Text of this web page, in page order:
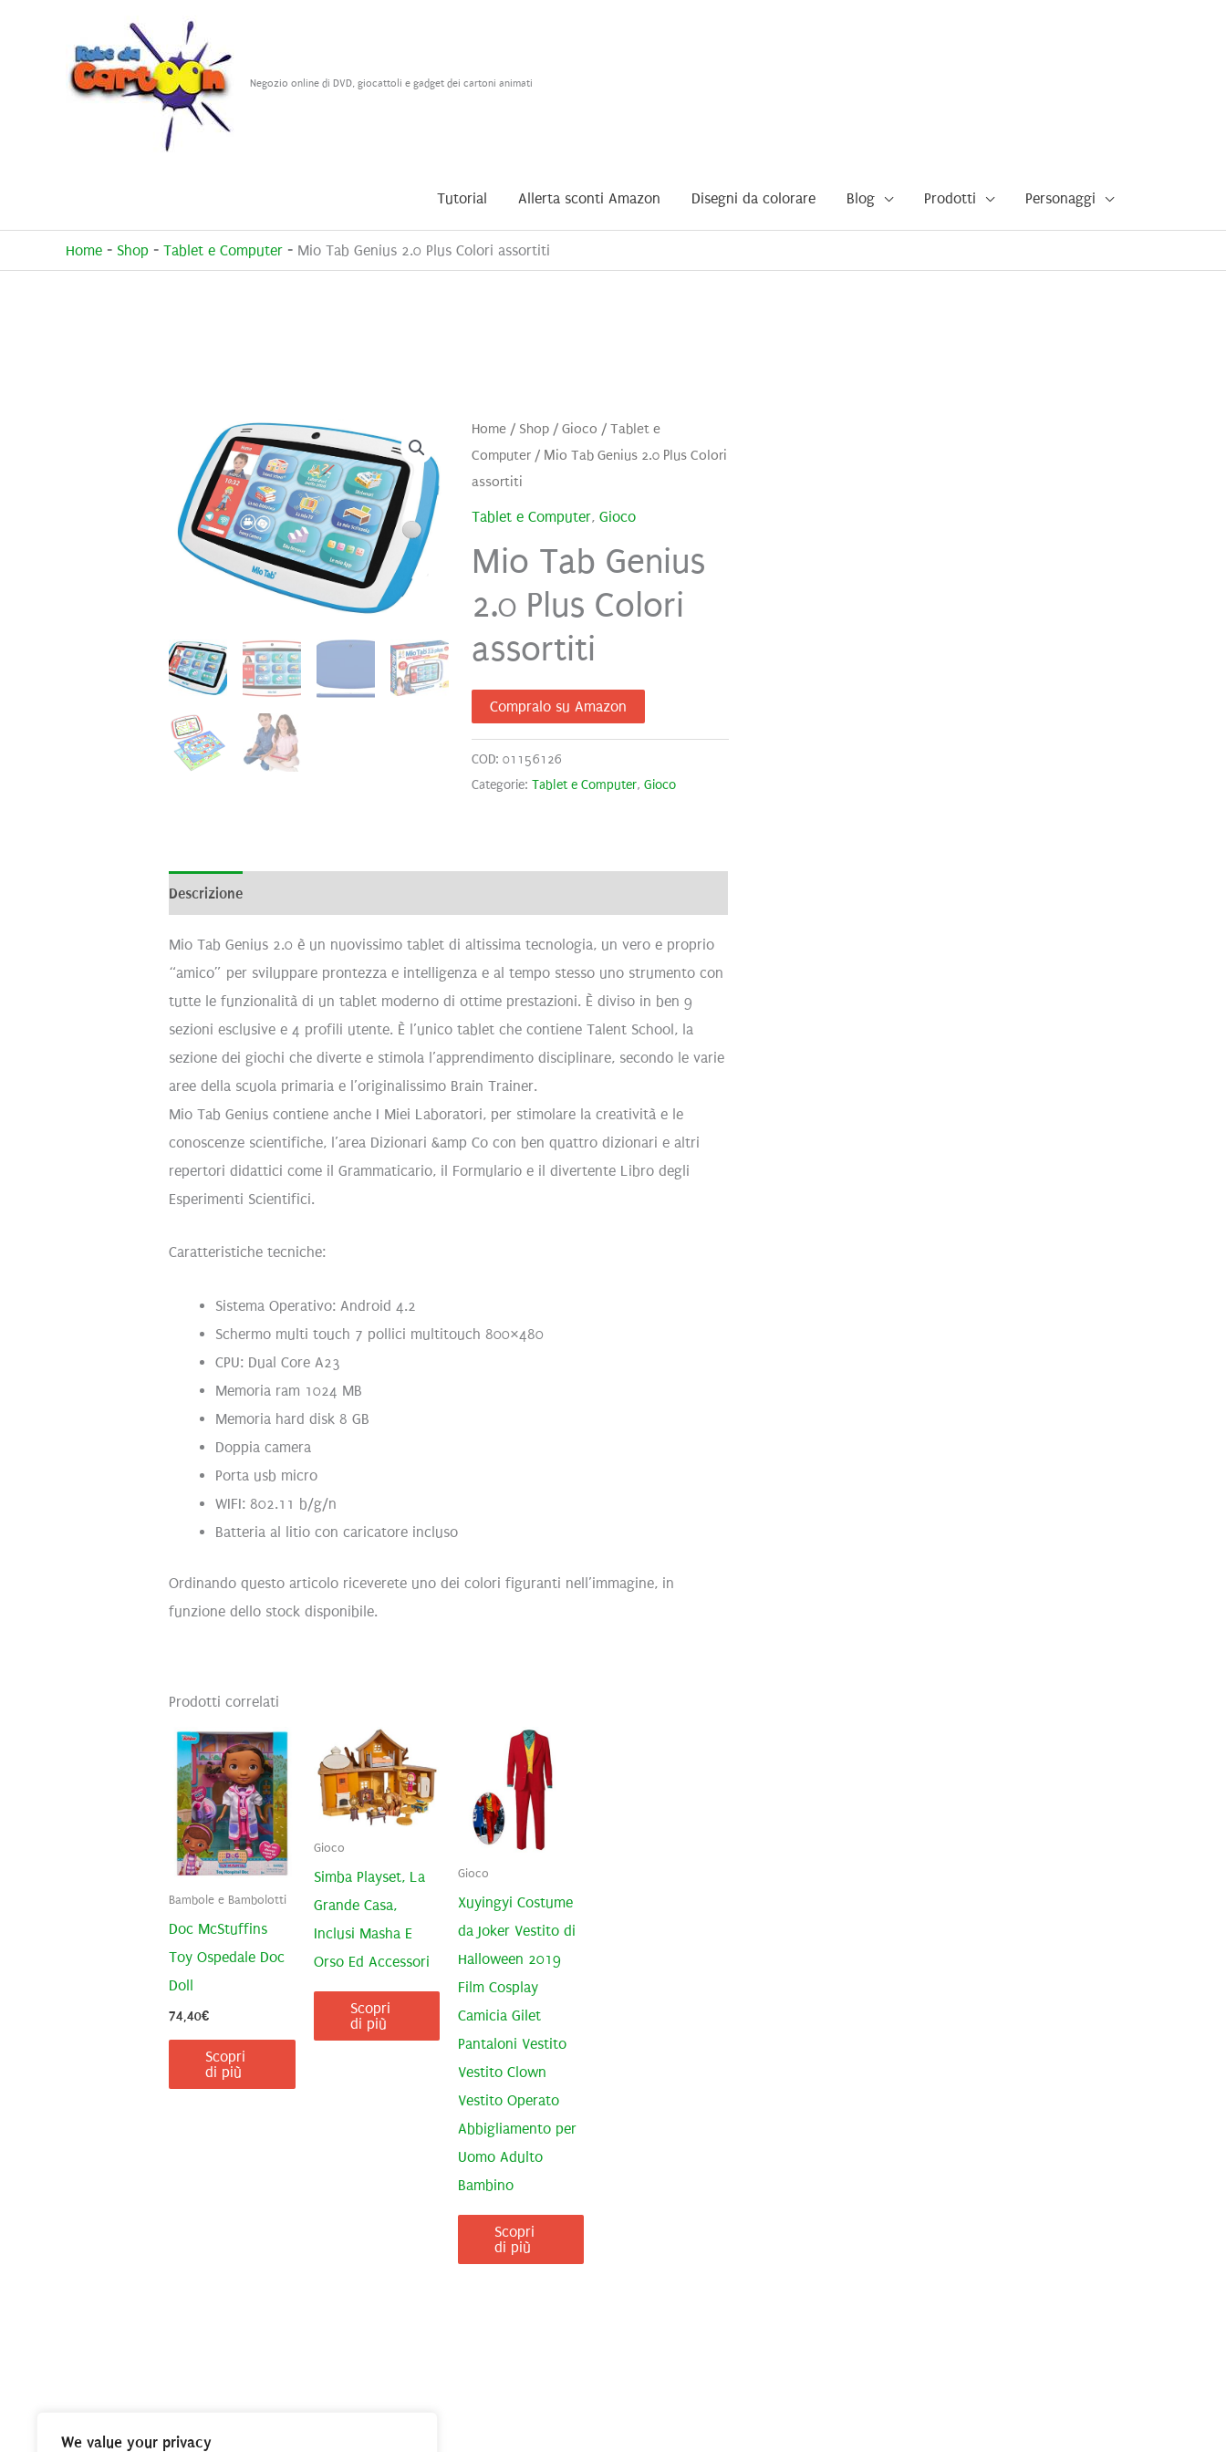
We value your privacy
Negozio online di DVD, giocattoli e gadget dei cartoni animati
Tutorial Allerta sconti Amazon Disegni da colorare Blog Prodotti Personaggi
Home - Shop - Tablet e Computer - Mio Tab Genius 2.0 Plus Colori assortiti
Home/ Shop/ Gioco / Tablet e
Computer/ Mio Tab Genius 2.0 Plus Colori
assortiti
Tablet e Computer, Gioco
Mio Tab Genius
2.0 Plus Colori
assortiti
Compralo su Amazon
COD: 01156126
Categorie: Tablet e Computer, Gioco
Descrizione
Mio Tab Genius 2.0 è un nuovissimo tablet di altissima tecnologia, un vero e proprio
“amico” per sviluppare prontezza e intelligenza e al tempo stesso uno strumento con
tutte le funzionalità di un tablet moderno di ottime prestazioni. È diviso in ben 9
sezioni esclusive e 4 profili utente. È l’unico tablet che contiene Talent School, la
sezione dei giochi che diverte e stimola l’apprendimento disciplinare, secondo le varie
aree della scuola primaria e l’originalissimo Brain Trainer.
Mio Tab Genius contiene anche I Miei Laboratori, per stimolare la creatività e le
conoscenze scientifiche, l’area Dizionari &amp Co con ben quattro dizionari e altri
repertori didattici come il Grammaticario, il Formulario e il divertente Libro degli
Esperimenti Scientifici.
Caratteristiche tecniche:
Sistema Operativo: Android 4.2
Schermo multi touch 7 pollici multitouch 800×480
CPU: Dual Core A23
Memoria ram 1024 MB
Memoria hard disk 8 GB
Doppia camera
Porta usb micro
WIFI: 802.11 b/g/n
Batteria al litio con caricatore incluso
Ordinando questo articolo riceverete uno dei colori figuranti nell’immagine, in
funzione dello stock disponibile.
Prodotti correlati
Bambole e Bambolotti
Doc McStuffins
Toy Ospedale Doc
Doll
74,40€
Scopri
di più
Gioco
Simba Playset, La
Grande Casa,
Inclusi Masha E
Orso Ed Accessori
Scopri
di più
Gioco
Xuyingyi Costume
da Joker Vestito di
Halloween 2019
Film Cosplay
Camicia Gilet
Pantaloni Vestito
Vestito Clown
Vestito Operato
Abbigliamento per
Uomo Adulto
Bambino
Scopri
di più